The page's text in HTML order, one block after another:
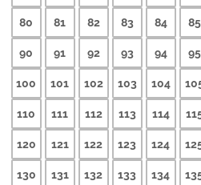
80 81 82 83 84 85
90 91 92 93 94 95
100 101 102 103 104
110 111 112 113 114
120 121 122 123 124
130 131 132 133 134